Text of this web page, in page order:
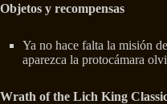
Objetos y recompensas
Ya no hace falta la misión
aparezca la protocámara
Wrath of the Lich King